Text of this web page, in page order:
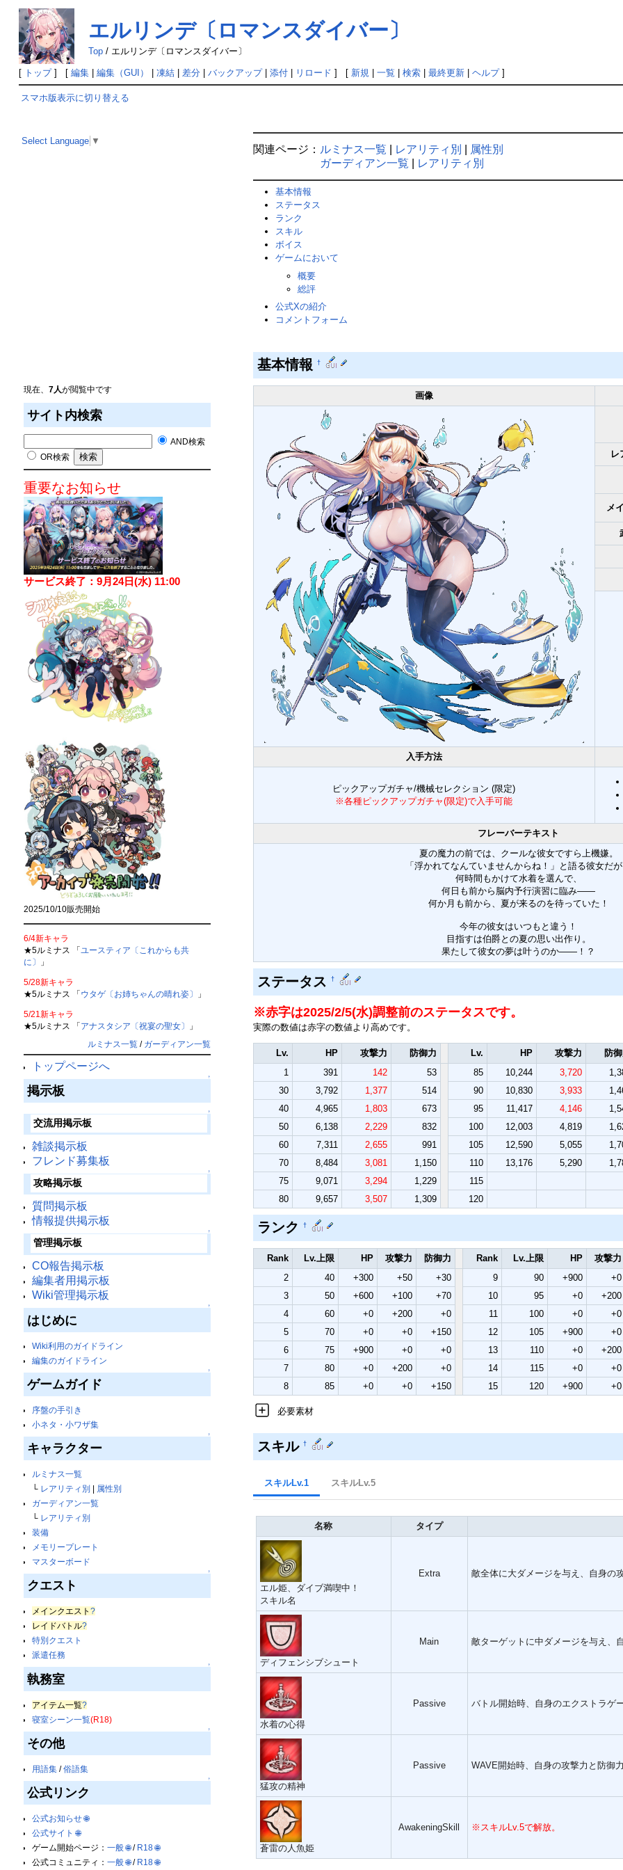
エルリンデ〔ロマンスダイバー〕
Top/ エルリンデ〔ロマンスダイバー〕
[ トップ] [ 編集| 編集（GUI） 凍結| 差分| バックアップ| 添付| リロード ] [ 新規| 一覧 検索| 最終更新| ヘルプ]
スマホ版表示に切り替える
Select Language ▼
現在、 7人が閲覧中です
サイト内検索
AND検索
OR検索
重要なお知らせ
サービス終了：9月24日(水) 11:00
2025/10/10販売開始
6/4新キャラ
★5ルミナス 「 ユースティア〔これからも共
に〕
」
5/28新キャラ
★5ルミナス 「ウタゲ〔お姉ちゃんの晴れ姿〕 」
5/21新キャラ
★5ルミナス 「アナスタシア〔祝宴の聖女〕 」
ルミナス一覧/ ガーディアン一覧
トップページへ
↑
掲示板
↑
交流用掲示板
雑談掲示板
フレンド募集板
↑
攻略掲示板
質問掲示板
情報提供掲示板
↑
管理掲示板
CO報告掲示板
編集者用掲示板
Wiki管理掲示板
↑
はじめに
Wiki利用のガイドライン
編集のガイドライン
↑
ゲームガイド
序盤の手引き
小ネタ・小ワザ集
↑
キャラクター
ルミナス一覧
└ レアリティ別
属性別
ガーディアン一覧
└ レアリティ別
装備
メモリープレート
マスターボード
↑
クエスト
メインクエスト ?
レイドバトル?
特別クエスト
派遣任務
↑
執務室
アイテム一覧?
寝室シーン一覧(R18)
↑
その他
用語集/俗語集
↑
公式リンク
公式お知らせ🌐
公式サイト 🌐
ゲーム開始ページ： 一般🌐/ R18🌐
公式コミュニティ： 一般🌐/ R18🌐
関連ページ： ルミナス一覧 レアリティ別
属性別
ガーディアン一覧
レアリティ別
基本情報
ステータス
ランク
スキル
ボイス
ゲームにおいて
概要
総評
公式Xの紹介
コメントフォーム
基本情報 †
画像
レ
メ
入手方法
ピックアップガチャ/機械セレクション (限定)
※各種ピックアップガチャ(限定)で入手可能
フレーバーテキスト
夏の魔力の前では、クールな彼女ですら上機嫌。
「浮かれてなんていませんからね！」と語る彼女だが
何時間もかけて水着を選んで、
何日も前から脳内予行演習に臨み――
何か月も前から、夏が来るのを待っていた！
今年の彼女はいつもと違う！
目指すは伯爵との夏の思い出作り。
果たして彼女の夢は叶うのか――！？
ステータス †
※赤字は2025/2/5(水)調整前のステータスです。
実際の数値は赤字の数値より高めです。
Lv. HP 攻撃力 防御力 Lv. HP 攻撃力
防
1
391 142 53 85 10,244 3,720
30
3,792 1,377 514 90 10,830 3,933
40
4,965 1,803 673 95 11,417 4,146
50
6,138 2,229 832 100 12,003 4,819
60
7,311 2,655 991 105 12,590 5,055
70
8,484 3,081 1,150 110 13,176 5,290
75
9,071 3,294 1,229
115
80
9,657 3,507 1,309 120
ランク †
Rank Lv.上限 HP 攻撃力 防御力 Rank Lv.上限 HP 攻撃力
2
40 +300 +50 +30 9 90 +900 +0
3
50 +600 +100 +70 10 95 +0 +200
4
60 +0 +200 +0 11 100 +0 +0
5
70 +0 +0 +150 12 105 +900 +0
6
75 +900 +0 +0 13 110 +0 +200
7
80 +0 +200 +0 14 115 +0 +0
8
85 +0 +0 +150 15 120 +900 +0
必要素材
スキル †
スキルLv.1 スキルLv.5
名称 タイプ
エル姫、ダイブ満喫中！
スキル名
Extra 敵全体に大ダメージを与え、自身の
ディフェンシブシュート
Main 敵ターゲットに中ダメージを与え、
水着の心得
Passive バトル開始時、自身のエクストラゲ
猛攻の精神
Passive WAVE開始時、自身の攻撃力と防御
蒼雷の人魚姫
AwakeningSkill ※スキルLv.5で解放。